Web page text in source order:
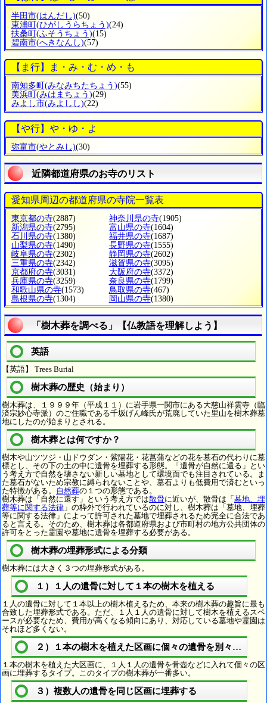
半田市(はんだし)(50)
東浦町(ひがしうらちょう)(24)
扶桑町(ふそうちょう)(15)
碧南市(へきなんし)(57)
【ま行】ま・み・む・め・も
南知多町 (みなみちたちょう)(55)
美浜町 (みはまちょう)(29)
みよし市(みよしし)(22)
【や行】や・ゆ・よ
弥富市(やとみし)(30)
近隣都道府県のお寺のリスト
愛知県周辺の都道府県の寺院一覧表
東京都の寺(2887) 神奈川県の寺(1905)
新潟県の寺(2795) 富山県の寺(1604)
石川県の寺(1380) 福井県の寺(1687)
山梨県の寺(1490) 長野県の寺(1555)
岐阜県の寺(2302) 静岡県の寺(2602)
三重県の寺(2342) 滋賀県の寺(3095)
京都府の寺(3031) 大阪府の寺(3372)
兵庫県の寺(3259) 奈良県の寺(1799)
和歌山県の寺(1573) 鳥取県の寺(467)
島根県の寺(1304) 岡山県の寺(1380)
「樹木葬を調べる」【仏教語を理解しよう】
英語
【英語】 Trees Burial
樹木葬の歴史（始まり）
樹木葬は、１９９９年（平成１１）に岩手県一関市にある大慈山祥雲寺（臨
済宗妙心寺派）のご住職である千坂げん峰氏が荒廃していた里山を樹木葬墓
地にしたのが始まりとされる。
樹木葬とは何ですか？
樹木や山ツツジ・山ドウダン・紫陽花・花菖蒲などの花を墓石の代わりに墓
標とし、その下の土の中に遺骨を埋葬する形態。「遺骨が自然に還る」とい
う考え方で自然を壊さない新しい墓地として環境面でも注目されている。ま
た墓石がないため宗教に縛られないことや、墓石よりも低費用で済むといっ
た特徴がある。 自然葬の１つの形態である。
樹木葬は「自然に還す」という考え方では散骨に近いが、散骨は「墓地、埋
葬等に関する法律 」の枠外で行われているのに対し、樹木葬は「墓地、埋葬
等に関する法律」によって許可された墓地で埋葬されるため完全に合法であ
ると言える。そのため、樹木葬は各都道府県および市町村の地方公共団体の
許可をとった霊園や墓地に遺骨を埋葬する必要がある。
樹木葬の埋葬形式による分類
樹木葬には大きく３つの埋葬形式がある。
１）１人の遺骨に対して１本の樹木を植える
１人の遺骨に対して１本以上の樹木植えるため、本来の樹木葬の趣旨に最も
合致した埋葬形式である。ただ、１人１人の遺骨に対して樹木を植えるスペ
ースが必要なため、費用が高くなる傾向にあり、対応している墓地や霊園は
それほど多くない。
２）１本の樹木を植えた区画に個々の遺骨を別々に埋葬
１本の樹木を植えた大区画に、１人１人の遺骨を骨壺などに入れて個々の区
画に埋葬するタイプ。このタイプの樹木葬が一番多い。
３）複数人の遺骨を同じ区画に埋葬する